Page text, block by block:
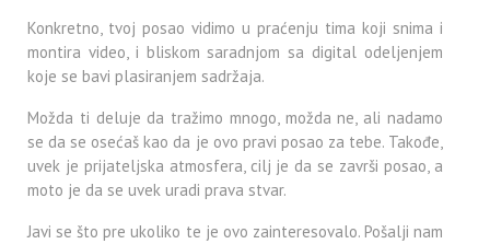
Konkretno, tvoj posao vidimo u praćenju tima koji snima i
montira video, i bliskom saradnjom sa digital odeljenjem
koje se bavi plasiranjem sadržaja.
Možda ti deluje da tražimo mnogo, možda ne, ali nadamo
se da se osećaš kao da je ovo pravi posao za tebe. Takođe,
uvek je prijateljska atmosfera, cilj je da se završi posao, a
moto je da se uvek uradi prava stvar.
Javi se što pre ukoliko te je ovo zainteresovalo. Pošalji nam